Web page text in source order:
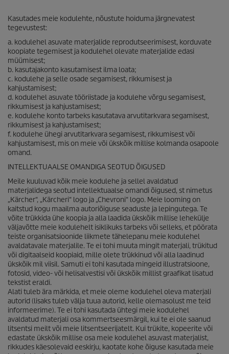
Kasutades meie kodulehte, nõustute hoiduma järgnevatest
tegevustest:
a. kodulehel asuvate materjalide reprodutseerimisest, korduvate
koopiate tegemisest ja kodulehel olevate materjalide edasi
müümisest;
b. kasutajakonto kasutamisest ilma loata;
c. kodulehe ja selle osade segamisest, rikkumisest ja
kahjustamisest;
d. kodulehel asuvate tööriistade ja kodulehe võrgu segamisest,
rikkumisest ja kahjustamisest;
e. kodulehe konto tarbeks kasutatava arvutitarkvara segamisest,
rikkumisest ja kahjustamisest;
f. kodulehe ühegi arvutitarkvara segamisest, rikkumisest või
kahjustamisest, mis on meie või ükskõik millise kolmanda osapoole
omand.
INTELLEKTUAALSE OMANDIGA SEOTUD ÕIGUSED
Meile kuuluvad kõik meie kodulehe ja sellel avaldatud
materjalidega seotud intellektuaalse omandi õigused, st nimetus
„Kärcher“, „Kärcheri“ logo ja „Chevroni“ logo. Meie looming on
kaitstud kogu maailma autoriõiguse seaduste ja lepingutega. Te
võite trükkida ühe koopia ja alla laadida ükskõik millise lehekülje
väljavõtte meie kodulehelt isiklikuks tarbeks või selleks, et pöörata
teiste organisatsioonide liikmete tähelepanu meie kodulehel
avaldatavale materjalile. Te ei tohi muuta mingit materjali, trükitud
või digitaalseid koopiaid, mille olete trükkinud või alla laadinud
ükskõik mil viisil. Samuti ei tohi kasutada mingeid illustratsioone,
fotosid, video- või helisalvestisi või ükskõik millist graafikat lisatud
tekstist eraldi.
Alati tuleb ära märkida, et meie oleme kodulehel oleva materjali
autorid (lisaks tuleb välja tuua autorid, kelle olemasolust me teid
informeerime). Te ei tohi kasutada ühtegi meie kodulehel
avaldatud materjali osa kommertseesmärgil, kui te ei ole saanud
litsentsi meilt või meie litsentseerijatelt. Kui trükite, kopeerite või
edastate ükskõik millise osa meie kodulehel asuvast materjalist,
rikkudes käesolevaid eeskirju, kaotate kohe õiguse kasutada meie